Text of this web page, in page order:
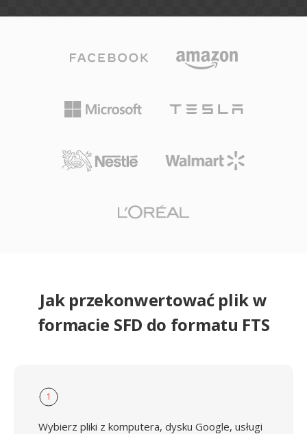
Jak przekonwertować plik w
formacie SFD do formatu FTS
1
Wybierz pliki z komputera, dysku Google, usługi